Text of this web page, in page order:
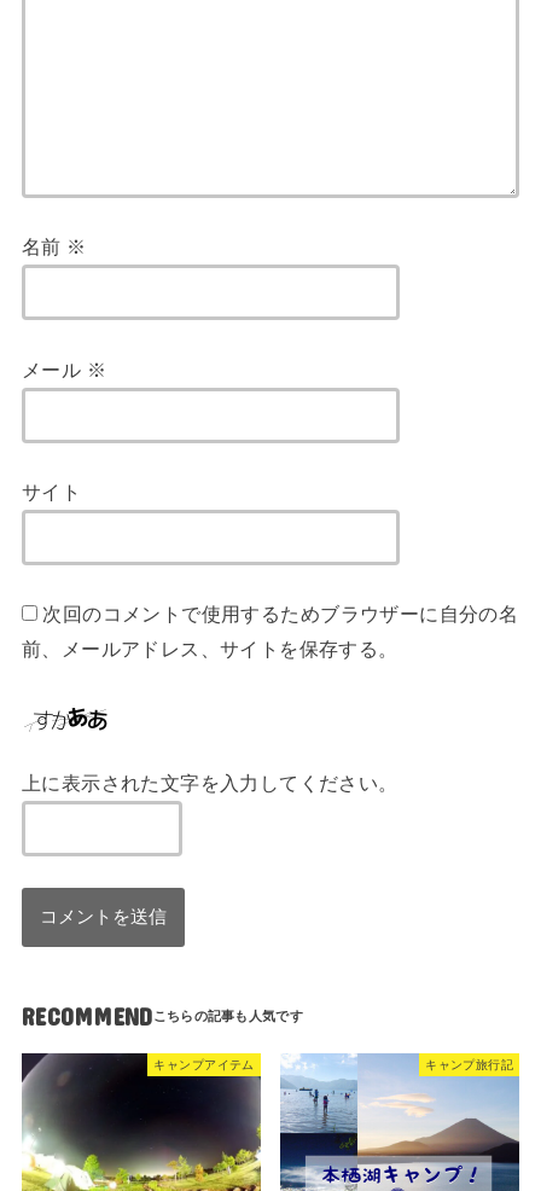
名前 ※
メール ※
サイト
次回のコメントで使用するためブラウザーに自分の名
前、メールアドレス、サイトを保存する。
上に表示された文字を入力してください。
RECOMMEND
キャンプアイテム キャンプ旅行記